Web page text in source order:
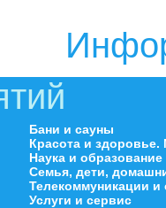
Бани и сауны
Красота и
Наука и образование
Семья, дети,
Телекоммуникации и
Услуги и сервис